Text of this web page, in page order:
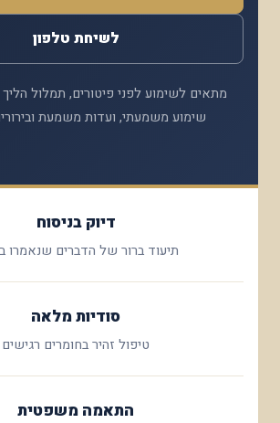
לשיחת טלפון
מתאים לשימוע לפני פיטורים, תמלול
שימוע משמעתי, ועדות משמעת
דיוק בניסוח
תיעוד ברור של הדברים שנאמרו
סודיות מלאה
טיפול זהיר בחומרים רגישים
התאמה משפטית